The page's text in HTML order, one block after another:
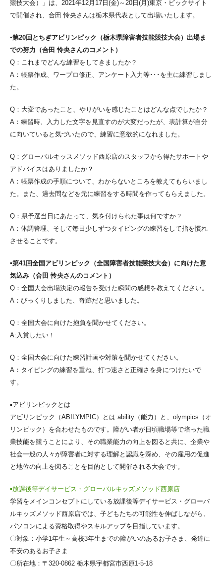
競技大会）」は、2021年12月17日(金)～20日(月)東京・ビックサイト
で開催され、合田 怜央さんは栃木県代表として出場いたします。
▪第20回とちぎアビリンピック（栃木県障害者技能競技大会）出場ま
での努力（合田 怜央さんのコメント）
Q：これまでどんな練習をしてきましたか？
A：帳票作成、ワープロ修正、アンケート入力等･･･を主に練習しまし
た。
Q：大変であったこと、やりがいを感じたことはどんな点でしたか？
A：練習時、入力した文字を見直すのが大変だったが、表計算が自分
に向いていると気づいたので、練習に意欲的になれました。
Q：グローバルキッスメソッド西原店のスタッフから得たサポートや
アドバイスはありましたか？
A：帳票作成の手順について、わからないところを教えてもらいまし
た。また、過去問などを元に練習をする時間を作ってもらえました。
Q：県予選当日にあたって、気を付けられた事は何ですか？
A：体調管理、そして毎日少しずつタイピングの練習をして指を慣れ
させることです。
▪第41回全国アビリンピック（全国障害者技能競技大会）に向けた意
気込み（合田 怜央さんのコメント）
Q：全国大会出場決定の報告を受けた瞬間の感想を教えてください。
A：びっくりしました、奇跡だと思いました。
Q：全国大会に向けた抱負を聞かせてください。
A:入賞したい！
Q：全国大会に向けた練習計画や対策を聞かせてください。
A：タイピングの練習を重ね、打つ速さと正確さを身につけたいで
す。
▪アビリンピックとは
アビリンピック（ABILYMPIC）とは ability（能力）と、olympics（オ
リンピック）を合わせたものです。障がい者が日頃職場等で培った職
業技能を競うことにより、その職業能力の向上を図ると共に、企業や
社会一般の人々が障害者に対する理解と認識を深め、その雇用の促進
と地位の向上を図ることを目的として開催される大会です。
▪放課後等デイサービス・グローバルキッズメソッド西原店
学習をメインコンセプトにしている放課後等デイサービス・グローバ
ルキッズメソッド西原店では、子どもたちの可能性を伸ばしながら、
パソコンによる資格取得やスキルアップを目指しています。
〇対象：小学1年生～高校3年生までの障がいのあるお子さま、発達に
不安のあるお子さま
〇所在地：〒320-0862 栃木県宇都宮市西原1-5-18